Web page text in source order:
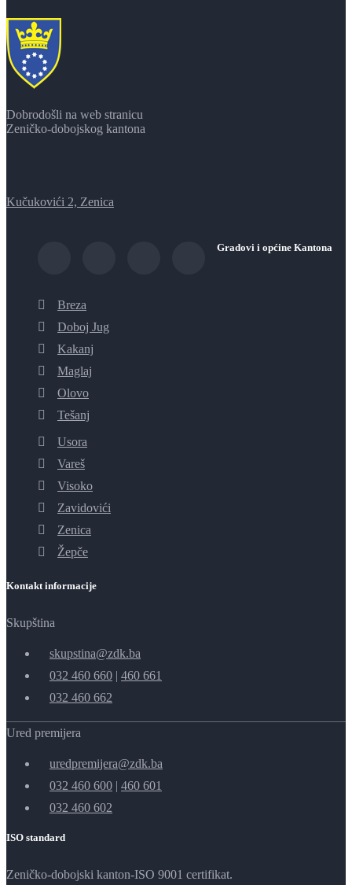
Dobrodošli na web stranicu
Zeničko-dobojskog kantona
Kučukovići 2, Zenica
Gradovi i općine Kantona
Breza
Doboj Jug
Kakanj
Maglaj
Olovo
Tešanj
Usora
Vareš
Visoko
Zavidovići
Zenica
Žepče
Kontakt informacije
Skupština
skupstina@zdk.ba
032 460 660 | 460 661
032 460 662
Ured premijera
uredpremijera@zdk.ba
032 460 600 | 460 601
032 460 602
ISO standard
Zeničko-dobojski kanton-ISO 9001 certifikat.